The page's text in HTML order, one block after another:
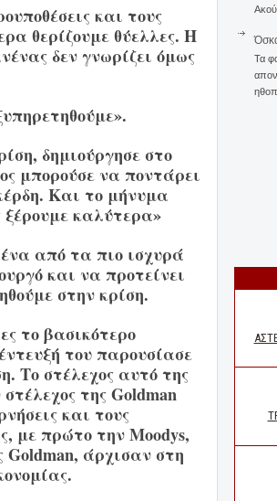
και τους
θερίζουμε θύελλες. Η
δεν γνωρίζει όμως
δημιούργησε στο
μπορούσε να ποντάρει
Και το μήνυμα
καλύτερα»
ένα από τα πιο ισχυρά
και να προτείνει
στην κρίση.
το βασικότερο
του παρουσίασε
Το στέλεχος αυτό της
της Goldman
και τους
με πρώτο την Moodys,
Goldman, άρχισαν στη
Τα